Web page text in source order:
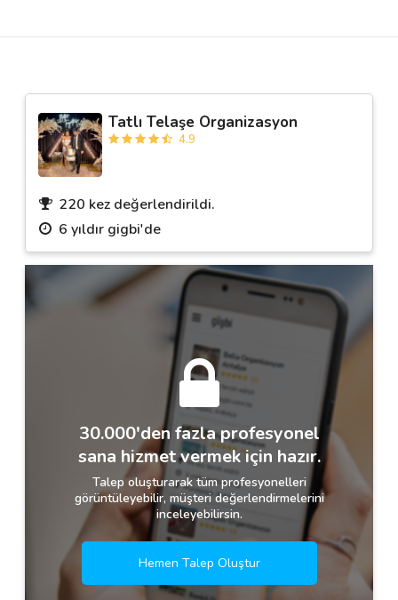
Tatlı Telaşe Organizasyon
4.9
220 kez değerlendirildi.
6 yıldır gigbi'de
30.000'den fazla profesyonel
sana hizmet vermek için hazır.
Talep oluşturarak tüm profesyonelleri
görüntüleyebilir, müşteri değerlendirmelerini
inceleyebilirsin.
Hemen Talep Oluştur